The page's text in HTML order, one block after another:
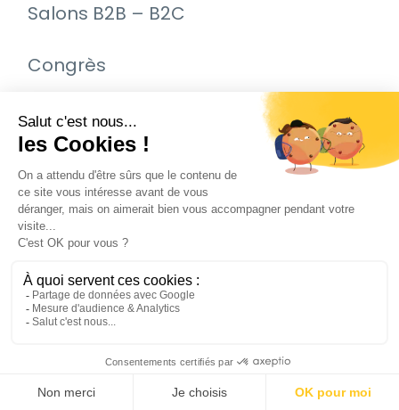
Salons B2B – B2C
Congrès
Remise de prix – Awards
Journée Portes Ouvertes (JPO)